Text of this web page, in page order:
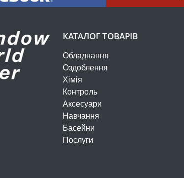
КАТАЛОГ ТОВАРІВ
Обладнання
Оздоблення
Хімія
Контроль
Аксесуари
Навчання
Басейни
Послуги